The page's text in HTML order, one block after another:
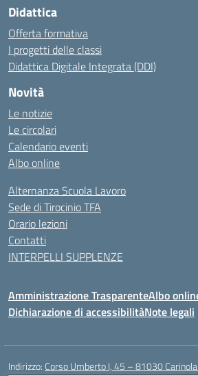
Didattica
Offerta formativa
I progetti delle classi
Didattica Digitale Integrata (DDI)
Novità
Le notizie
Le circolari
Calendario eventi
Albo online
Alternanza Scuola Lavoro
Sede di Tirocinio TFA
Orario lezioni
Contatti
INTERPELLI SUPPLENZE
Amministrazione TrasparenteAlbo
Dichiarazione di accessibilitàNote legali
Indirizzo: Corso Umberto I, 45 – 81030 Carinola